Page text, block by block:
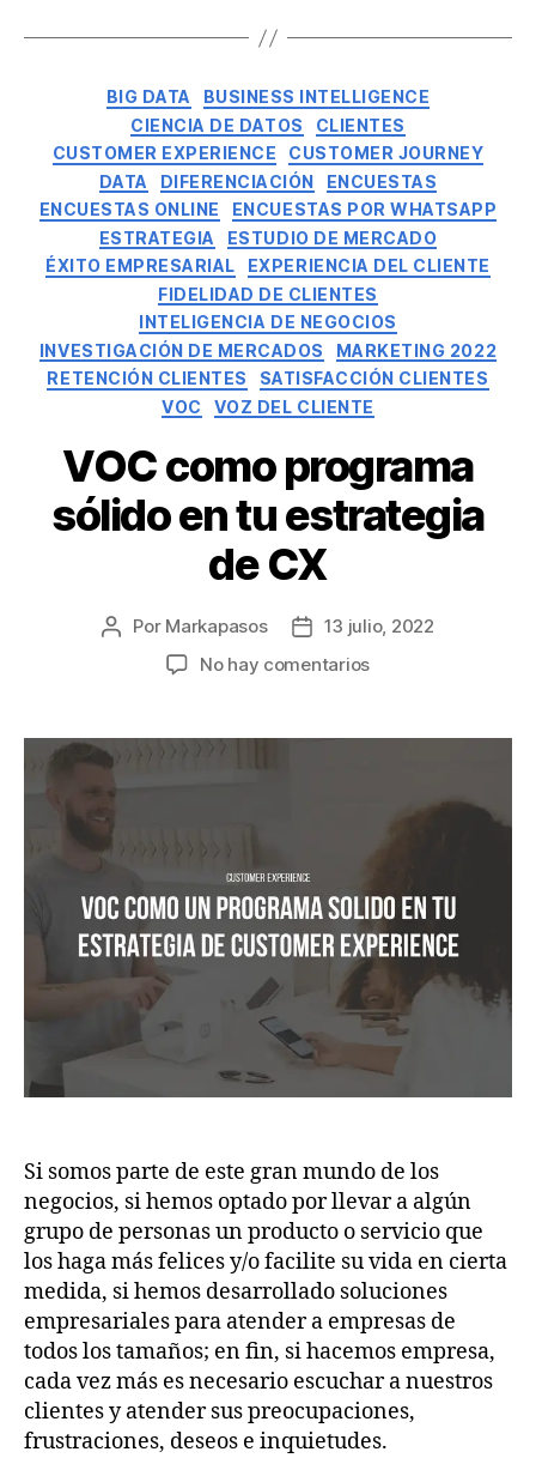
BIG DATA
BUSINESS INTELLIGENCE
CIENCIA DE DATOS
CLIENTES
CUSTOMER EXPERIENCE
CUSTOMER JOURNEY
DATA
DIFERENCIACIÓN
ENCUESTAS
ENCUESTAS ONLINE
ENCUESTAS POR WHATSAPP
ESTRATEGIA
ESTUDIO DE MERCADO
ÉXITO EMPRESARIAL
EXPERIENCIA DEL CLIENTE
FIDELIDAD DE CLIENTES
INTELIGENCIA DE NEGOCIOS
INVESTIGACIÓN DE MERCADOS
MARKETING 2022
RETENCIÓN CLIENTES
SATISFACCIÓN CLIENTES
VOC
VOZ DEL CLIENTE
VOC como programa
sólido en tu estrategia
de CX
Por Markapasos
13 julio, 2022
No hay comentarios
Si somos parte de este gran mundo de los
negocios, si hemos optado por llevar a algún
grupo de personas un producto o servicio que
los haga más felices y/o facilite su vida en cierta
medida, si hemos desarrollado soluciones
empresariales para atender a empresas de
todos los tamaños; en fin, si hacemos empresa,
cada vez más es necesario escuchar a nuestros
clientes y atender sus preocupaciones,
frustraciones, deseos e inquietudes.